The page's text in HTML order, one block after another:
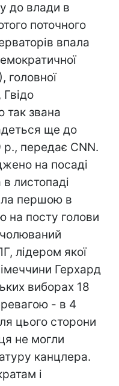
до влади в
поточного
впала
головної
Гвідо
так звана
ще до
р., передає CNN.
на посаді
листопаді
першою в
на посту голови
лідером якої
Герхард
виборах 18
- в 4
цього сторони
не могли
канцлера.
і